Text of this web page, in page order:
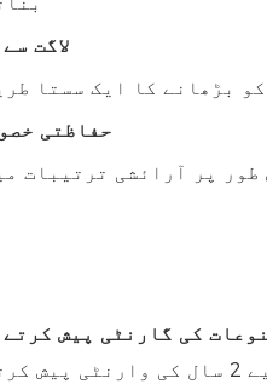
5. لاگت
بڑھانے کا ایک سستا
6. حفاظتی
پر آرائشی ترتیبات
کی گارنٹی پیش